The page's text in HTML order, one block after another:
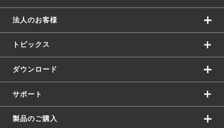
法人のお客様
トピックス
ダウンロード
サポート
製品のご購入